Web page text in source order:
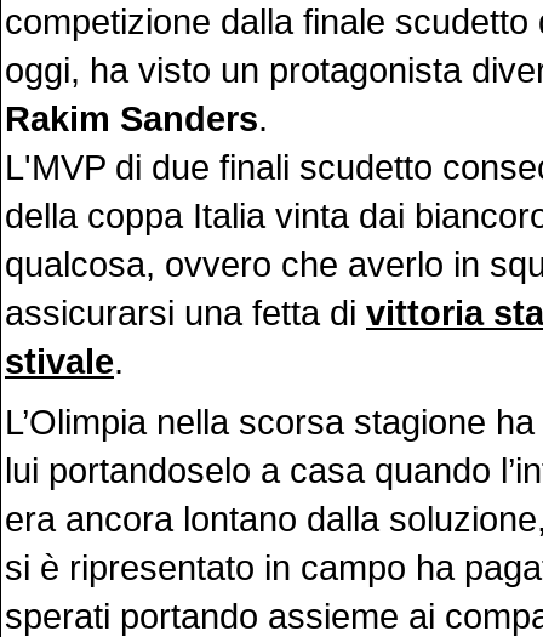
competizione dalla finale scudetto
oggi, ha visto un protagonista
Rakim Sanders.
L'MVP di due finali scudetto
della coppa Italia vinta dai
qualcosa, ovvero che averlo in
assicurarsi una fetta di vittoria
stivale.
L’Olimpia nella scorsa stagione
lui portandoselo a casa quando
era ancora lontano dalla
si è ripresentato in campo ha
sperati portando assieme ai